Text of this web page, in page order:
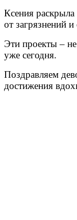
Ксения
от загрязнений
Эти проекты –
уже сегодня.
Поздравляем
достижения